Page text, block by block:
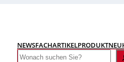
NEWSFACHARTIKEL
Search